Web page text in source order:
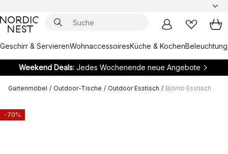
Geschirr & ServierenWohnaccessoiresKüche & KochenBeleuchtung
Weekend Deals:Jedes Wochenende neue Angebote
Gartenmöbel / Outdoor-Tische / Outdoor Esstisch / Björnö Esstisch
-70%